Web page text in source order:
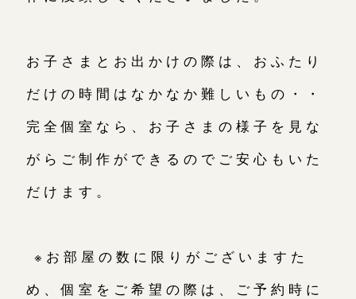
お子さまとお出かけの際は、おふたり
だけの時間はなかなか難しいもの・・
完全個室なら、お子さまの様子を見な
がらご制作ができるのでご安心もいた
だけます。
※お部屋の数に限りがございますた
め、個室をご希望の際は、ご予約時に